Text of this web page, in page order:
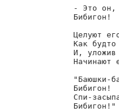
- Это он,
        Бибигон!
Целуют
Как будто
И, уложив
Начинают
"Баюшки-
        Бибигон!
Спи-
        Бибигон!"